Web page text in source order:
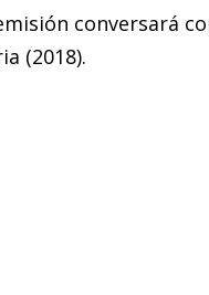
conversará
(2018).